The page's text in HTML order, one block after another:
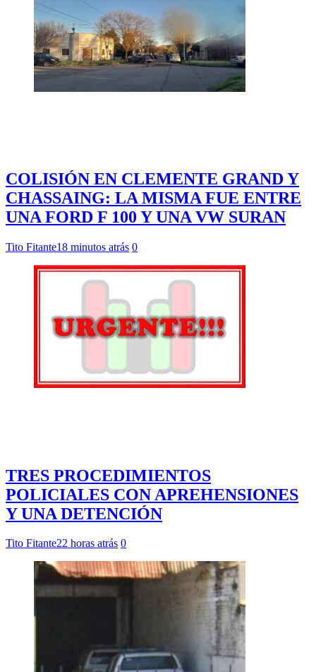
COLISIÓN EN CLEMENTE GRAND Y
CHASSAING: LA MISMA FUE ENTRE
UNA FORD F 100 Y UNA VW SURAN
Tito Fitante18 minutos atrás 0
TRES PROCEDIMIENTOS
POLICIALES CON APREHENSIONES
Y UNA DETENCIÓN
Tito Fitante22 horas atrás 0